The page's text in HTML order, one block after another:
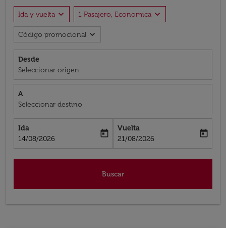
Ida y vuelta expand_more 1 Pasajero, Economica expand_more
Código promocional expand_more
Desde
Seleccionar origen
A
Seleccionar destino
Ida
fc-booking-departure-date-aria-label
14/08/2026
today
Vuelta
fc-booking-return-date-aria-label
21/08/2026
today
Buscar